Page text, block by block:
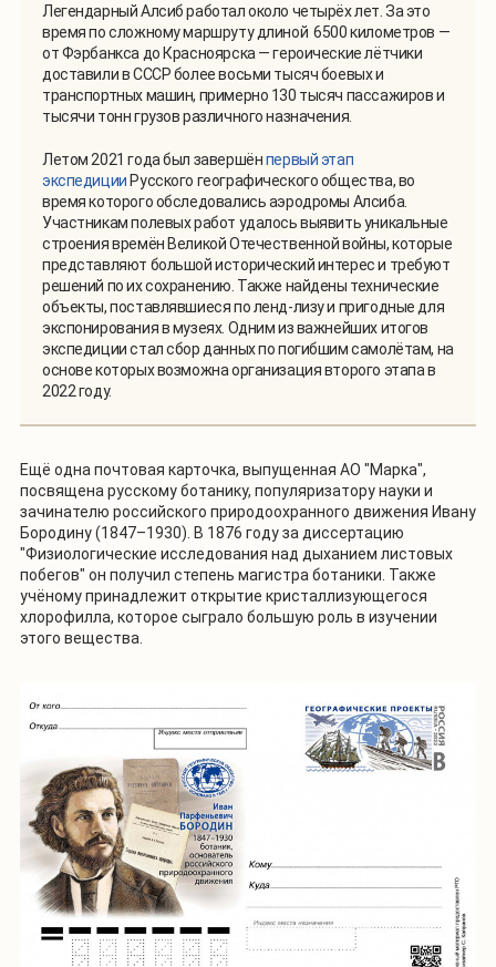
Легендарный Алсиб работал около четырёх лет. За это
время по сложному маршруту длиной 6500 километров —
от Фэрбанкса до Красноярска — героические лётчики
доставили в СССР более восьми тысяч боевых и
транспортных машин, примерно 130 тысяч пассажиров и
тысячи тонн грузов различного назначения.
Летом 2021 года был завершёнпервый этап
экспедиции Русского географического общества, во
время которого обследовались аэродромы Алсиба.
Участникам полевых работ удалось выявить уникальные
строения времён Великой Отечественной войны, которые
представляют большой исторический интерес и требуют
решений по их сохранению. Также найдены технические
объекты, поставлявшиеся по ленд-лизу и пригодные для
экспонирования в музеях. Одним из важнейших итогов
экспедиции стал сбор данных по погибшим самолётам, на
основе которых возможна организация второго этапа в
2022 году.
Ещё одна почтовая карточка, выпущенная АО "Марка",
посвящена русскому ботанику, популяризатору науки и
зачинателю российского природоохранного движения Ивану
Бородину (1847–1930). В 1876 году за диссертацию
"Физиологические исследования над дыханием листовых
побегов" он получил степень магистра ботаники. Также
учёному принадлежит открытие кристаллизующегося
хлорофилла, которое сыграло большую роль в изучении
этого вещества.